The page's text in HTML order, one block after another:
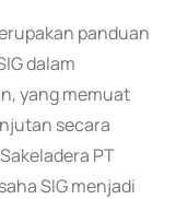
panduan
dalam
yang memuat
secara
PT
SIG menjadi